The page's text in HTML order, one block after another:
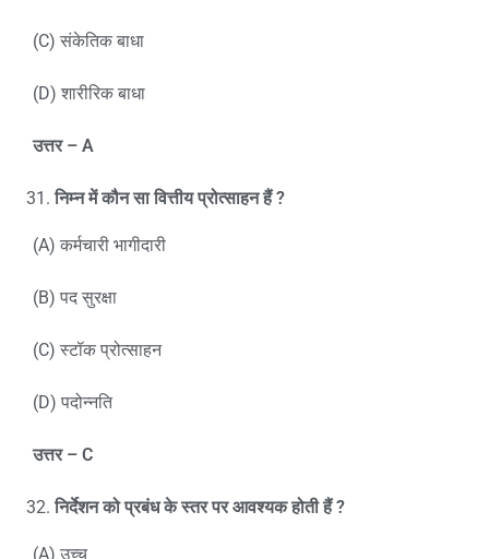
(C) संकेतिक बाधा
(D) शारीरिक बाधा
उत्तर – A
निम्न में कौन सा वित्तीय प्रोत्साहन हैं ?
(A) कर्मचारी भागीदारी
(B) पद सुरक्षा
(C) स्टॉक प्रोत्साहन
(D) पदोन्नति
उत्तर – C
निर्देशन को प्रबंध के स्तर पर आवश्यक होती हैं ?
(A) उच्च